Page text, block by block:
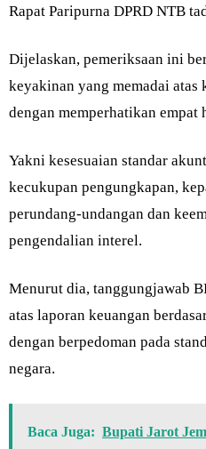
Rapat Paripurna DPRD NTB
Dijelaskan, pemeriksaan ini
keyakinan yang memadai atas
dengan memperhatikan empat
Yakni kesesuaian standar
kecukupan pengungkapan,
perundang-undangan dan
pengendalian interel.
Menurut dia, tanggungjawab
atas laporan keuangan
dengan berpedoman pada
negara.
Baca Juga: Bupati Jarot